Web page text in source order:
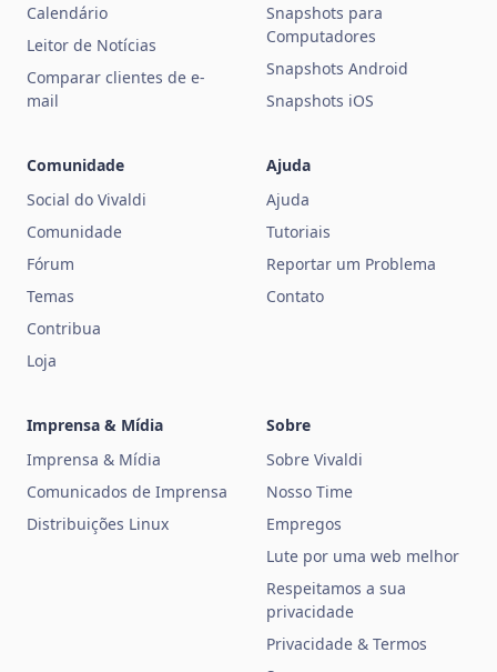
Calendário
Leitor de Notícias
Comparar clientes de e-
mail
Snapshots para
Computadores
Snapshots Android
Snapshots iOS
Comunidade
Social do Vivaldi
Comunidade
Fórum
Temas
Contribua
Loja
Ajuda
Ajuda
Tutoriais
Reportar um Problema
Contato
Imprensa & Mídia
Imprensa & Mídia
Comunicados de Imprensa
Distribuições Linux
Sobre
Sobre Vivaldi
Nosso Time
Empregos
Lute por uma web melhor
Respeitamos a sua
privacidade
Privacidade & Termos